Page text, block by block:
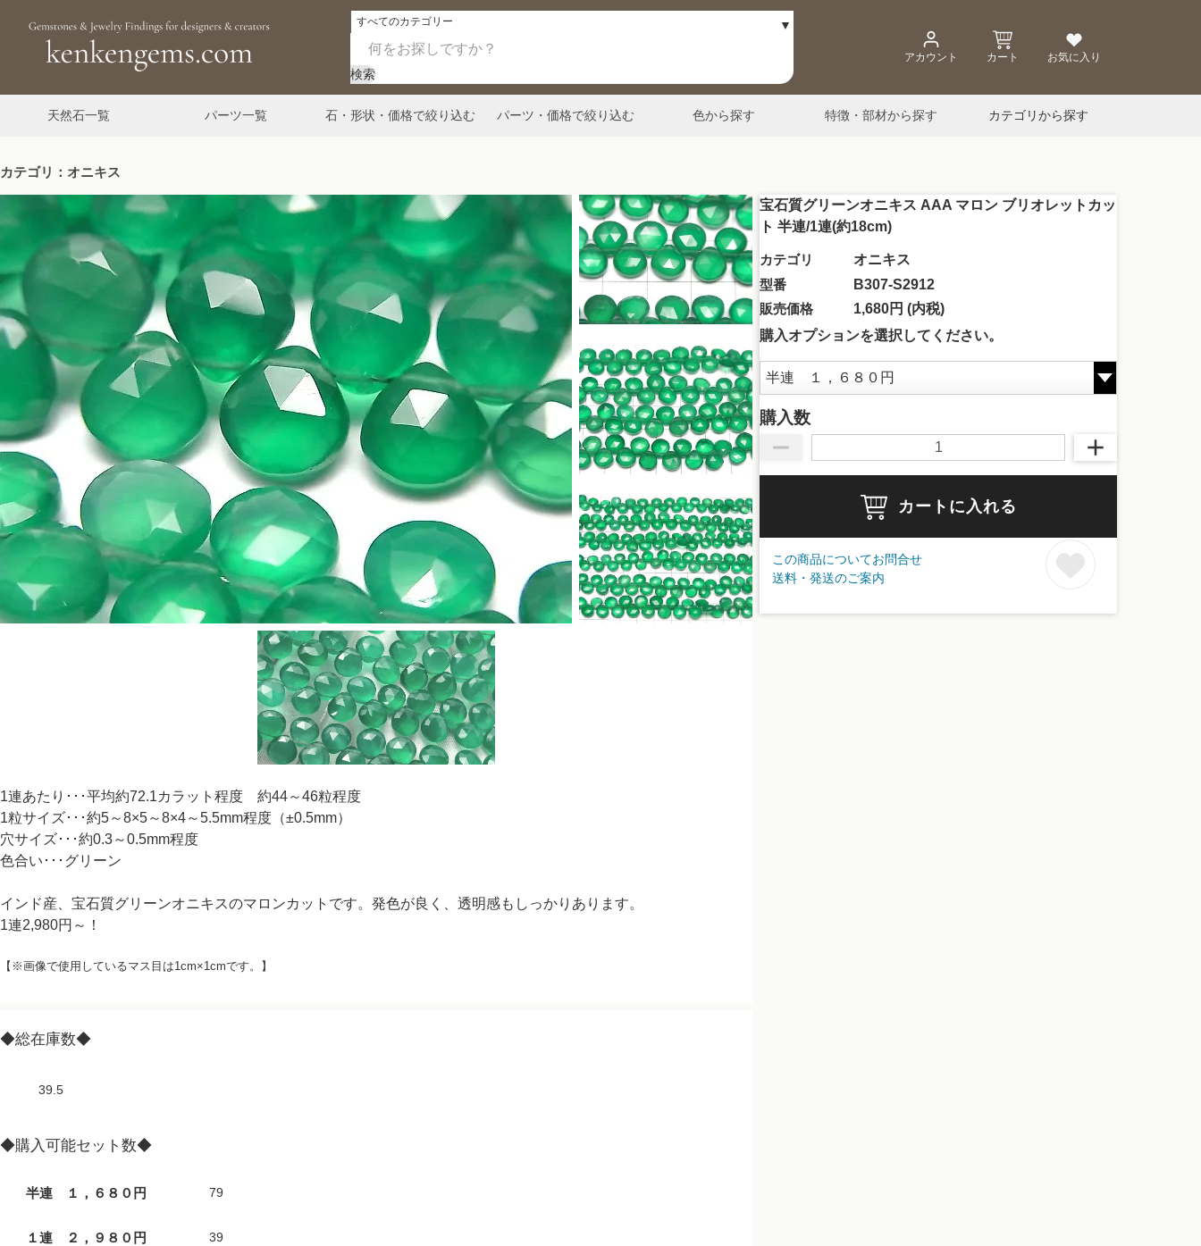
検索
アカウント カート お気に入り
天然石一覧 パーツ一覧 石・形状・価格で絞り込む パーツ・価格で絞り込む 色から探す 特徴・部材から探す カテゴリから探す
カテゴリ：オニキス
宝石質グリーンオニキス AAA マロン ブリオレットカッ
ト 半連/1連(約18cm)
カテゴリ
オニキス
型番
B307-S2912
販売価格
1,680円 (内税)
購入オプションを選択してください。
購入数
カートに入れる
この商品についてお問合せ
送料・発送のご案内
1連あたり･･･平均約72.1カラット程度 約44～46粒程度
1粒サイズ･･･約5～8×5～8×4～5.5mm程度（±0.5mm）
穴サイズ･･･約0.3～0.5mm程度
色合い･･･グリーン
インド産、宝石質グリーンオニキスのマロンカットです。発色が良く、透明感もしっかりあります。
1連2,980円～！
【※画像で使用しているマス目は1cm×1cmです。】
◆総在庫数◆
39.5
◆購入可能セット数◆
半連 １，６８０円 79
１連 ２，９８０円 39